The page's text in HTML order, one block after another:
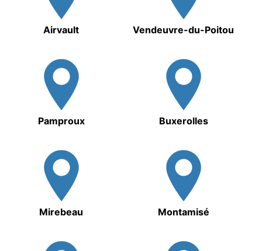
Airvault Vendeuvre-du-Poitou
Pamproux Buxerolles
Mirebeau Montamisé